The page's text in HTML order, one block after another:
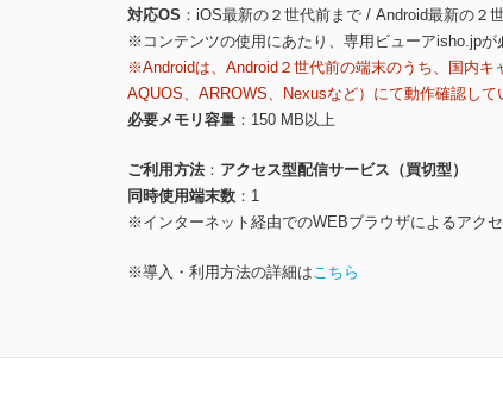
対応OS
iOS最新の２世代前まで / Android最新の２
※コンテンツの使用にあたり、専用ビューアisho.jpが
※Androidは、Android２世代前の端末のうち、国内キ
AQUOS、ARROWS、Nexusなど）にて動作確認して
必要メモリ容量
150 MB以上
ご利用方法
アクセス型配信サービス（買切型）
同時使用端末数
1
※インターネット経由でのWEBブラウザによるアク
※導入・利用方法の詳細はこちら